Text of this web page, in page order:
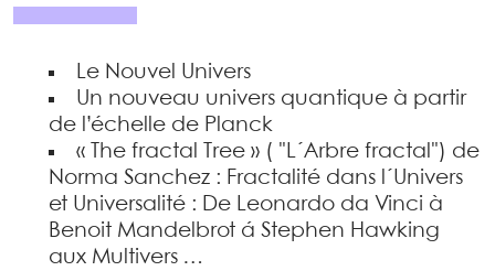
Le Nouvel Univers
Un nouveau univers quantique à partir
de l’échelle de Planck
« The fractal Tree » ( "L´Arbre fractal") de
Norma Sanchez : Fractalité dans l´Univers
et Universalité : De Leonardo da Vinci à
Benoit Mandelbrot á Stephen Hawking
aux Multivers …